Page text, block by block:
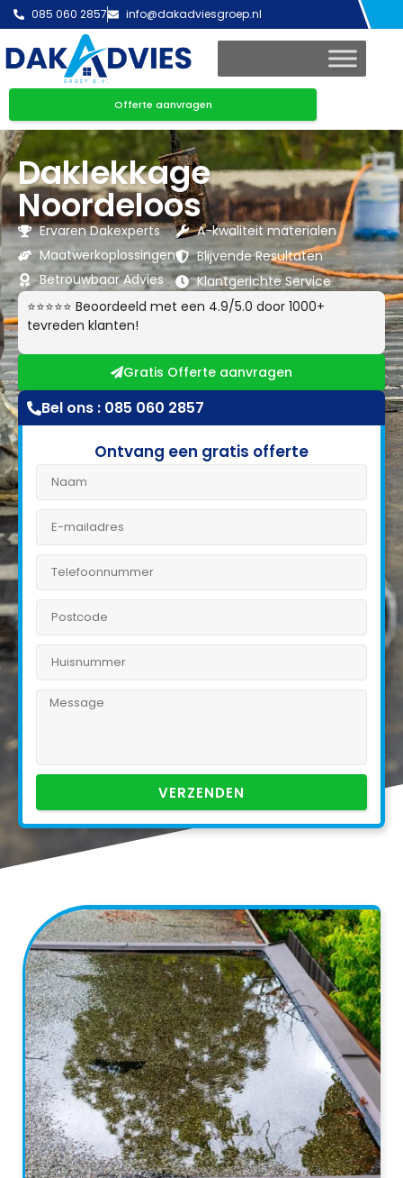
085 060 2857 info@dakadviesgroep.nl
Offerte aanvragen
Daklekkage
Noordeloos
Ervaren Dakexperts
Maatwerkoplossingen
Betrouwbaar Advies
A-kwaliteit materialen
Blijvende Resultaten
Klantgerichte Service
⭐⭐⭐⭐⭐ Beoordeeld met een 4.9/5.0 door 1000+
tevreden klanten!
Gratis Offerte aanvragen
Bel ons : 085 060 2857
Ontvang een gratis offerte
VERZENDEN